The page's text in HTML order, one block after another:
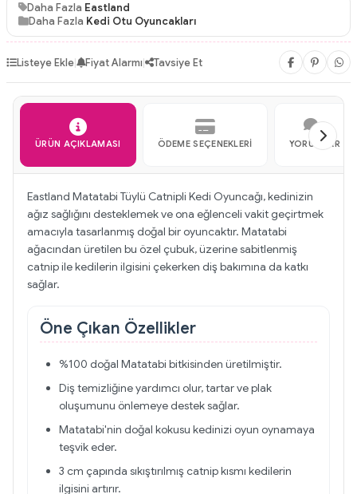
Daha Fazla Eastland
Daha Fazla Kedi Otu Oyuncakları
Listeye Ekle| Fiyat Alarmı| Tavsiye Et
ÜRÜN AÇIKLAMASI ÖDEME SEÇENEKLERI YORUMLAR
Eastland Matatabi Tüylü Catnipli Kedi Oyuncağı, kedinizin
ağız sağlığını desteklemek ve ona eğlenceli vakit geçirtmek
amacıyla tasarlanmış doğal bir oyuncaktır. Matatabi
ağacından üretilen bu özel çubuk, üzerine sabitlenmiş
catnip ile kedilerin ilgisini çekerken diş bakımına da katkı
sağlar.
Öne Çıkan Özellikler
%100 doğal Matatabi bitkisinden üretilmiştir.
Diş temizliğine yardımcı olur, tartar ve plak
oluşumunu önlemeye destek sağlar.
Matatabi'nin doğal kokusu kedinizi oyun oynamaya
teşvik eder.
3 cm çapında sıkıştırılmış catnip kısmı kedilerin
ilgisini artırır.